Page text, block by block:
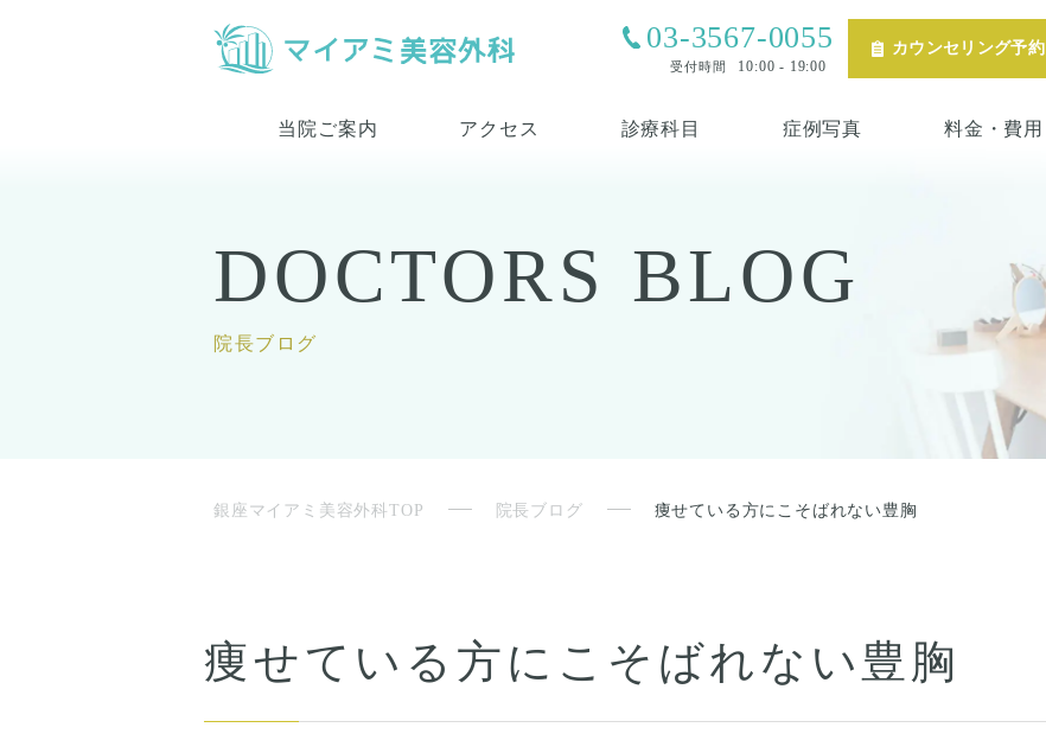
03-3567-0055
受付時間 10:00 - 19:00
カウンセリング予約
当院ご案内 アクセス 診療科目 症例写真 料金・費用
DOCTORS BLOG
院長ブログ
銀座マイアミ美容外科TOP 院長ブログ 痩せている方にこそばれない豊胸
痩せている方にこそばれない豊胸